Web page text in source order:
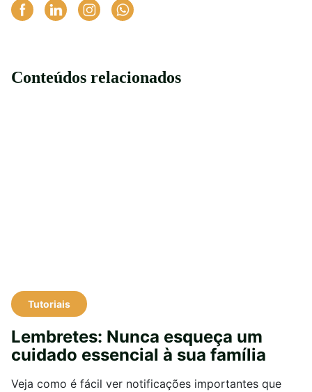
Conteúdos relacionados
Tutoriais
Lembretes: Nunca esqueça um
cuidado essencial à sua família
Veja como é fácil ver notificações importantes que